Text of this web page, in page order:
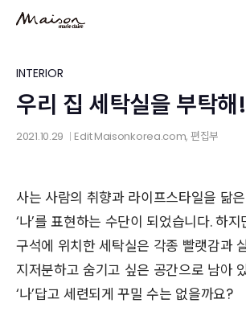
content
INTERIOR
우리 집 세탁실을 부탁해!
2021.10.29 EditMaisonkorea.com, 편집부
사는 사람의 취향과 라이프스타일을 닮은
‘나’를 표현하는 수단이 되었습니다. 하
구석에 위치한 세탁실은 각종 빨랫감과
지저분하고 숨기고 싶은 공간으로 남아
‘나’답고 세련되게 꾸밀 수는 없을까요?